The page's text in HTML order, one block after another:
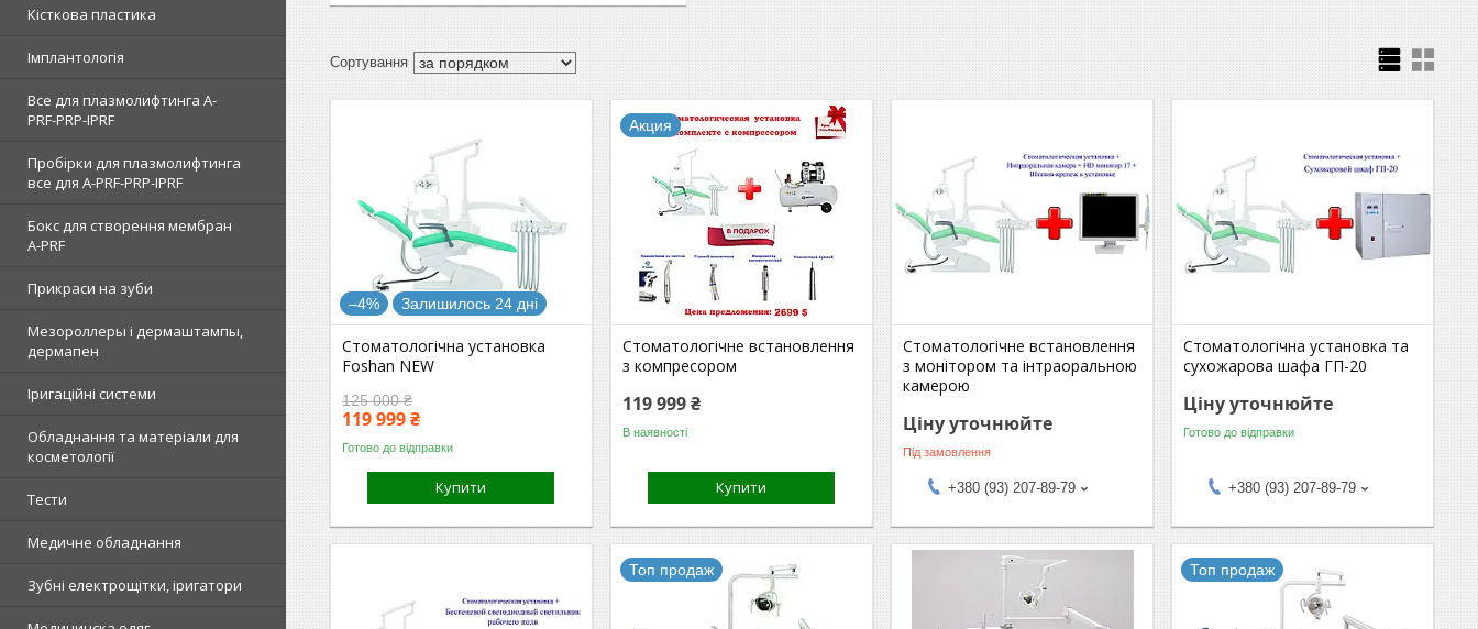
Кісткова пластика
Імплантологія
Все для плазмолифтинга A-
PRF-PRP-IPRF
Пробірки для плазмолифтинга
все для A-PRF-PRP-IPRF
Бокс для створення мембран
A-PRF
Прикраси на зуби
Мезороллеры і дермаштампы,
дермапен
Іригаційні системи
Обладнання та матеріали для
косметології
Тести
Медичне обладнання
Зубні електрощітки, іригатори
–4% Залишилось 24 дні
Стоматологічна установка
Foshan NEW
125 000 ₴
119 999 ₴
Готово до відправки
Купити
Акция
Стоматологічне встановлення
з компресором
119 999 ₴
В наявності
Купити
Стоматологічне встановлення
з монітором та інтраоральною
камерою
Ціну уточнюйте
Під замовлення
+380 (93) 207-89-79
Стоматологічна установка та
сухожарова шафа ГП-20
Ціну уточнюйте
Готово до відправки
+380 (93) 207-89-79
Топ продаж Топ продаж